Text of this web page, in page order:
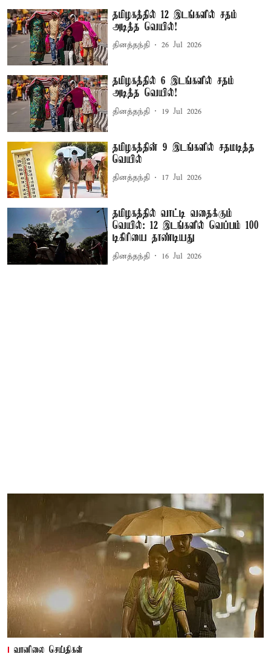
தமிழகத்தில் 12 இடங்களில் சதம்
அடித்த வெயில்!
தினத்தந்தி 26 Jul 2026
தமிழகத்தில் 6 இடங்களில் சதம்
அடித்த வெயில்!
தினத்தந்தி 19 Jul 2026
தமிழகத்தின் 9 இடங்களில் சதமடித்த
வெயில்
தினத்தந்தி 17 Jul 2026
தமிழகத்தில் வாட்டி வதைக்கும்
வெயில்: 12 இடங்களில் வெப்பம் 100
டிகிரியை தாண்டியது
தினத்தந்தி 16 Jul 2026
வானிலை செய்திகள்